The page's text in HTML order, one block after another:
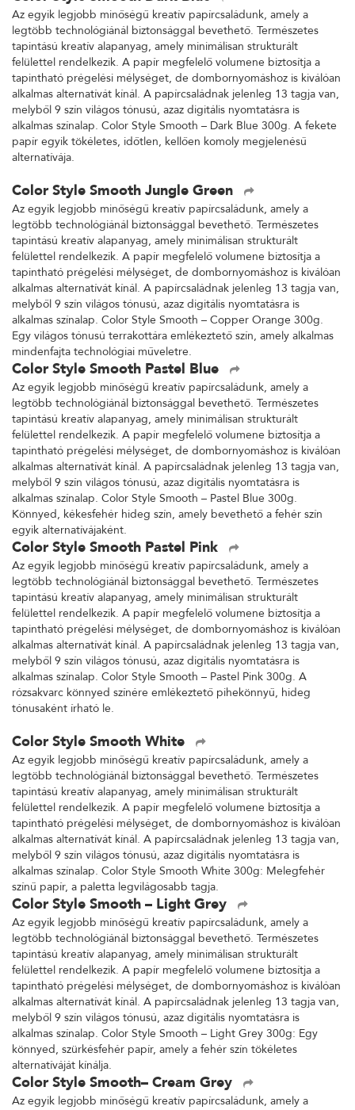
Az egyik legjobb minőségű kreatív papírcsaládunk, amely a
legtöbb technológiánál biztonsággal bevethető. Természetes
tapintású kreatív alapanyag, amely minimálisan strukturált
felülettel rendelkezik. A papír megfelelő volumene biztosítja a
tapintható prégelési mélységet, de dombornyomáshoz is kiválóan
alkalmas alternatívát kínál. A papírcsaládnak jelenleg 13 tagja van,
melyből 9 szín világos tónusú, azaz digitális nyomtatásra is
alkalmas színalap. Color Style Smooth – Dark Blue 300g. A fekete
papír egyik tökéletes, időtlen, kellően komoly megjelenésű
alternatívája.
Color Style Smooth Jungle Green
Az egyik legjobb minőségű kreatív papírcsaládunk, amely a
legtöbb technológiánál biztonsággal bevethető. Természetes
tapintású kreatív alapanyag, amely minimálisan strukturált
felülettel rendelkezik. A papír megfelelő volumene biztosítja a
tapintható prégelési mélységet, de dombornyomáshoz is kiválóan
alkalmas alternatívát kínál. A papírcsaládnak jelenleg 13 tagja van,
melyből 9 szín világos tónusú, azaz digitális nyomtatásra is
alkalmas színalap. Color Style Smooth – Copper Orange 300g.
Egy világos tónusú terrakottára emlékeztető szín, amely alkalmas
mindenfajta technológiai műveletre.
Color Style Smooth Pastel Blue
Az egyik legjobb minőségű kreatív papírcsaládunk, amely a
legtöbb technológiánál biztonsággal bevethető. Természetes
tapintású kreatív alapanyag, amely minimálisan strukturált
felülettel rendelkezik. A papír megfelelő volumene biztosítja a
tapintható prégelési mélységet, de dombornyomáshoz is kiválóan
alkalmas alternatívát kínál. A papírcsaládnak jelenleg 13 tagja van,
melyből 9 szín világos tónusú, azaz digitális nyomtatásra is
alkalmas színalap. Color Style Smooth – Pastel Blue 300g.
Könnyed, kékesfehér hideg szín, amely bevethető a fehér szín
egyik alternatívájaként.
Color Style Smooth Pastel Pink
Az egyik legjobb minőségű kreatív papírcsaládunk, amely a
legtöbb technológiánál biztonsággal bevethető. Természetes
tapintású kreatív alapanyag, amely minimálisan strukturált
felülettel rendelkezik. A papír megfelelő volumene biztosítja a
tapintható prégelési mélységet, de dombornyomáshoz is kiválóan
alkalmas alternatívát kínál. A papírcsaládnak jelenleg 13 tagja van,
melyből 9 szín világos tónusú, azaz digitális nyomtatásra is
alkalmas színalap. Color Style Smooth – Pastel Pink 300g. A
rózsakvarc könnyed színére emlékeztető pihekönnyű, hideg
tónusaként írható le.
Color Style Smooth White
Az egyik legjobb minőségű kreatív papírcsaládunk, amely a
legtöbb technológiánál biztonsággal bevethető. Természetes
tapintású kreatív alapanyag, amely minimálisan strukturált
felülettel rendelkezik. A papír megfelelő volumene biztosítja a
tapintható prégelési mélységet, de dombornyomáshoz is kiválóan
alkalmas alternatívát kínál. A papírcsaládnak jelenleg 13 tagja van,
melyből 9 szín világos tónusú, azaz digitális nyomtatásra is
alkalmas színalap. Color Style Smooth White 300g: Melegfehér
színű papír, a paletta legvilágosabb tagja.
Color Style Smooth – Light Grey
Az egyik legjobb minőségű kreatív papírcsaládunk, amely a
legtöbb technológiánál biztonsággal bevethető. Természetes
tapintású kreatív alapanyag, amely minimálisan strukturált
felülettel rendelkezik. A papír megfelelő volumene biztosítja a
tapintható prégelési mélységet, de dombornyomáshoz is kiválóan
alkalmas alternatívát kínál. A papírcsaládnak jelenleg 13 tagja van,
melyből 9 szín világos tónusú, azaz digitális nyomtatásra is
alkalmas színalap. Color Style Smooth – Light Grey 300g: Egy
könnyed, szürkésfehér papír, amely a fehér szín tökéletes
alternatíváját kínálja.
Color Style Smooth– Cream Grey
Az egyik legjobb minőségű kreatív papírcsaládunk, amely a